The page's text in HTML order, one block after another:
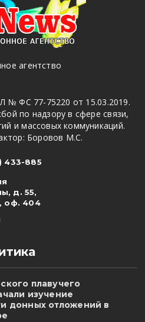
агентство
№ ФС 77-75220 от 15.03.2019.
по надзору в сфере связи,
и массовых коммуникаций.
Боровов М.С.
433-885
д. 55,
оф. 404
плавучего
изучение
донных отложений в